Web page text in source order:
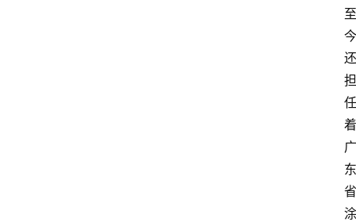
至
今
还
担
任
着
广
东
省
涂